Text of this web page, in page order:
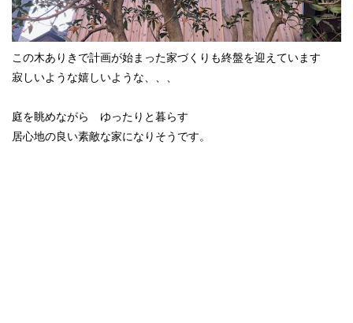
この木ありきで計画が始まった家づくりも終盤を迎えています
寂しいような嬉しいような、、、
庭を眺めながら ゆったりと暮らす
居心地の良い素敵な家になりそうです。